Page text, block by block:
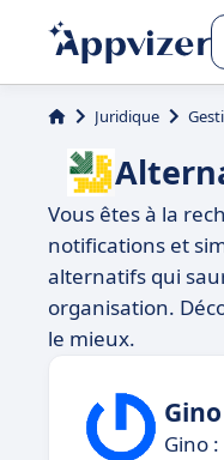
Juridique
Vous êtes à la
notifications et
alternatifs qui
organisation.
le mieux.
Gino